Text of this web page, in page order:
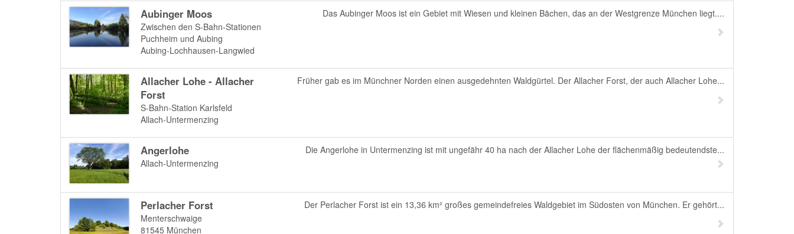
Aubinger Moos
Zwischen den S-Bahn-Stationen
Puchheim und Aubing
Aubing-Lochhausen-Langwied
Das Aubinger Moos ist ein Gebiet mit Wiesen und kleinen Bächen, das an der Westgrenze München liegt....
Allacher Lohe - Allacher
Forst
S-Bahn-Station Karlsfeld
Allach-Untermenzing
Früher gab es im Münchner Norden einen ausgedehnten Waldgürtel. Der Allacher Forst, der auch Allacher Lohe...
Angerlohe
Allach-Untermenzing
Die Angerlohe in Untermenzing ist mit ungefähr 40 ha nach der Allacher Lohe der flächenmäßig bedeutendste...
Perlacher Forst
Menterschwaige
81545 München
Der Perlacher Forst ist ein 13,36 km² großes gemeindefreies Waldgebiet im Südosten von München. Er gehört...